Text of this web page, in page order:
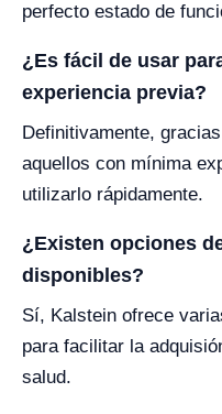
perfecto estado de
¿Es fácil de usar
experiencia previa?
Definitivamente,
aquellos con mínima
utilizarlo rápidamente.
¿Existen opciones
disponibles?
Sí, Kalstein ofrece
para facilitar la
salud.